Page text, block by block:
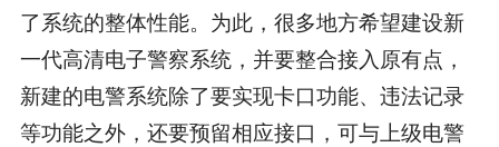
了系统的整体性能。为此，很多地方希望建设新
一代高清电子警察系统，并要整合接入原有点，
新建的电警系统除了要实现卡口功能、违法记录
等功能之外，还要预留相应接口，可与上级电警